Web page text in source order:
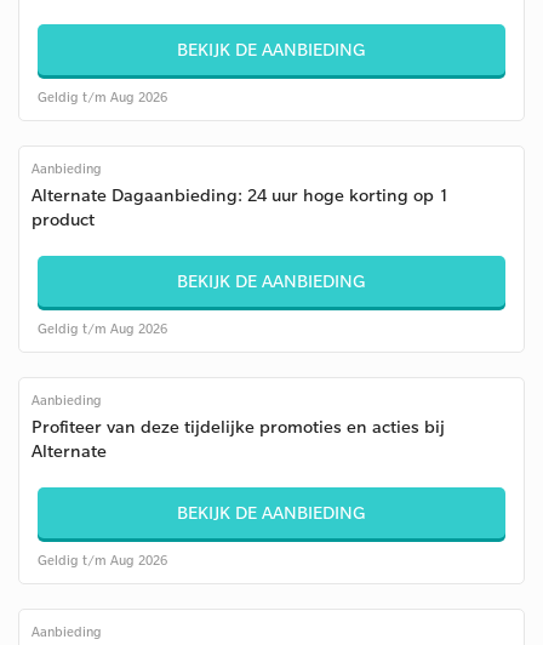
BEKIJK DE AANBIEDING
Geldig t/m Aug 2026
Aanbieding
Alternate Dagaanbieding: 24 uur hoge korting op 1
product
BEKIJK DE AANBIEDING
Geldig t/m Aug 2026
Aanbieding
Profiteer van deze tijdelijke promoties en acties bij
Alternate
BEKIJK DE AANBIEDING
Geldig t/m Aug 2026
Aanbieding